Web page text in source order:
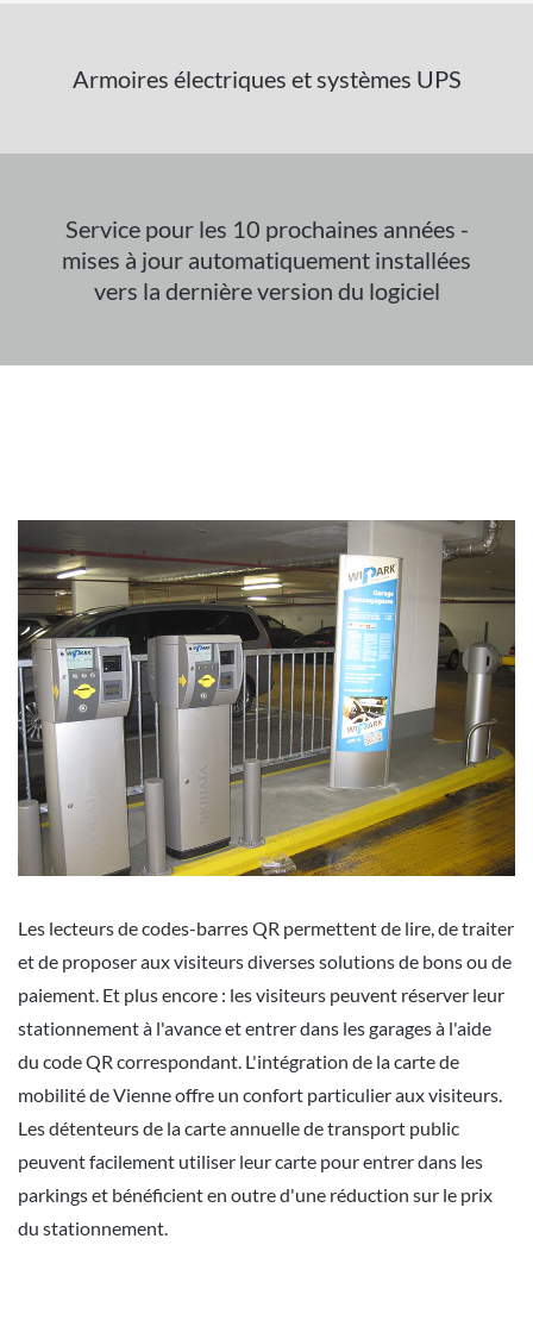
Armoires électriques et systèmes UPS
Service pour les 10 prochaines années -
mises à jour automatiquement installées
vers la dernière version du logiciel
Les lecteurs de codes-barres QR permettent de lire, de traiter
et de proposer aux visiteurs diverses solutions de bons ou de
paiement. Et plus encore : les visiteurs peuvent réserver leur
stationnement à l'avance et entrer dans les garages à l'aide
du code QR correspondant. L'intégration de la carte de
mobilité de Vienne offre un confort particulier aux visiteurs.
Les détenteurs de la carte annuelle de transport public
peuvent facilement utiliser leur carte pour entrer dans les
parkings et bénéficient en outre d'une réduction sur le prix
du stationnement.